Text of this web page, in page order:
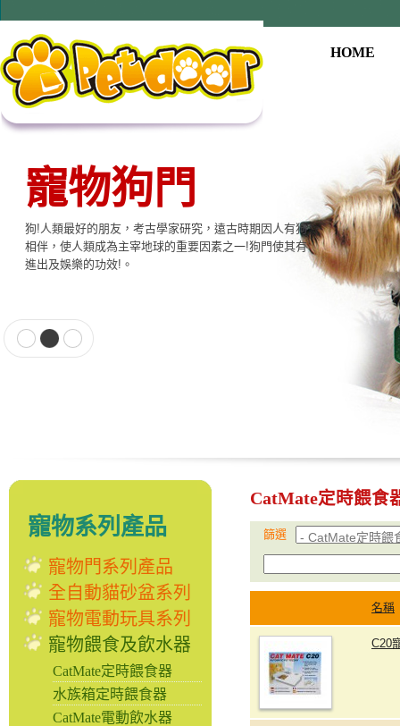
HOME
寵物狗門
狗!人類最好的朋友，考古學家研究，遠古時期因人有狗
相伴，使人類成為主宰地球的重要因素之一!狗門使其有
進出及娛樂的功效!。
寵物系列產品
寵物門系列產品
全自動貓砂盆系列
寵物電動玩具系列
寵物餵食及飲水器
CatMate定時餵食器
水族箱定時餵食器
CatMate電動飲水器
CatMate定時餵食
篩選
名稱
C20